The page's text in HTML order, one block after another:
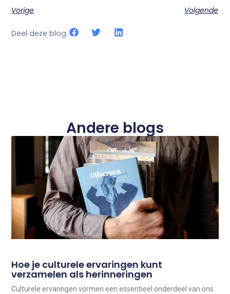
Vorige Volgende
Deel deze blog:
Andere blogs
Hoe je culturele ervaringen kunt
verzamelen als herinneringen
Culturele ervaringen vormen een essentieel onderdeel van ons